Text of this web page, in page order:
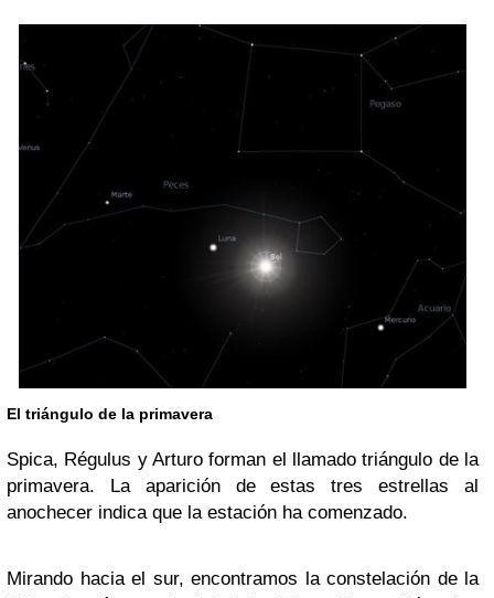
El triángulo de la primavera
Spica, Régulus y Arturo forman el llamado triángulo de la
primavera. La aparición de estas tres estrellas al
anochecer indica que la estación ha comenzado.
Mirando hacia el sur, encontramos la constelación de la